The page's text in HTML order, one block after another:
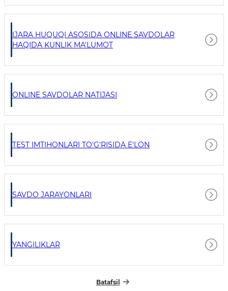
IJARA HUQUQI ASOSIDA ONLINE SAVDOLAR
HAQIDA KUNLIK MA'LUMOT
ONLINE SAVDOLAR NATIJASI
TEST IMTIHONLARI TO'G'RISIDA E'LON
SAVDO JARAYONLARI
YANGILIKLAR
Batafsil